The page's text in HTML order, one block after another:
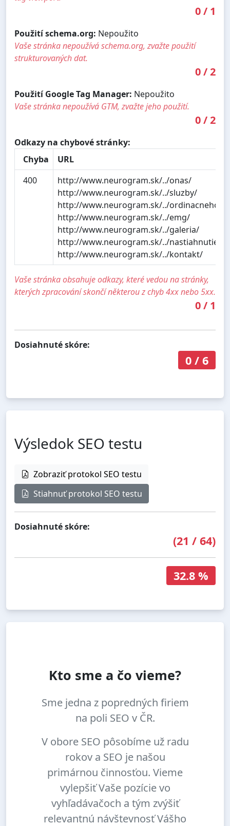
0/ 1
Použití schema.org: Nepoužito
Vaše stránka nepoužívá schema.org, zvažte použití
strukturovaných dat.
0/2
Použití Google Tag Manager: Nepoužito
Vaše stránka nepoužívá GTM, zvažte jeho použití.
0/2
Odkazy na chybové stránky:
Chyba
URL
400
http://www.neurogram.sk/../onas/
http://www.neurogram.sk/../sluzby/
http://www.neurogram.sk/../
http://www.neurogram.sk/../emg/
http://www.neurogram.sk/../galeria/
http://www.neurogram.sk/../nastiahnutie/
http://www.neurogram.sk/../kontakt/
Vaše stránka obsahuje odkazy, které vedou na stránky,
kterých zpracování skončí některou z chyb 4xx nebo 5xx.
0/ 1
Dosiahnuté skóre:
0/ 6
Výsledok SEO testu
Zobraziť protokol SEO testu
Stiahnuť protokol SEO testu
Dosiahnuté skóre:
(21 / 64)
32.8 %
Kto sme a čo vieme?
Sme jedna z popredných firiem
na poli SEO v ČR.
V obore SEO pôsobíme už radu
rokov a SEO je našou
primárnou činnosťou. Vieme
vylepšiť Vaše pozície vo
vyhľadávačoch a tým zvýšiť
relevantnú návštevnosť Vášho